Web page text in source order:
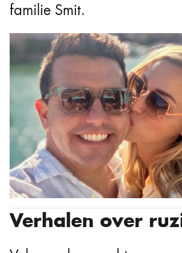
familie Smit.
Verhalen over